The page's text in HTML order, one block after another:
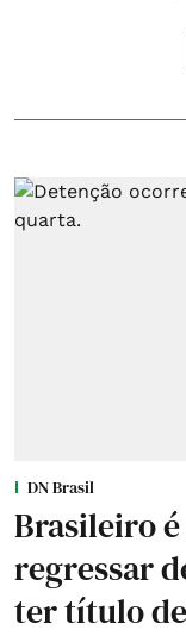
DN Brasil
Brasileiro
regressar
ter título